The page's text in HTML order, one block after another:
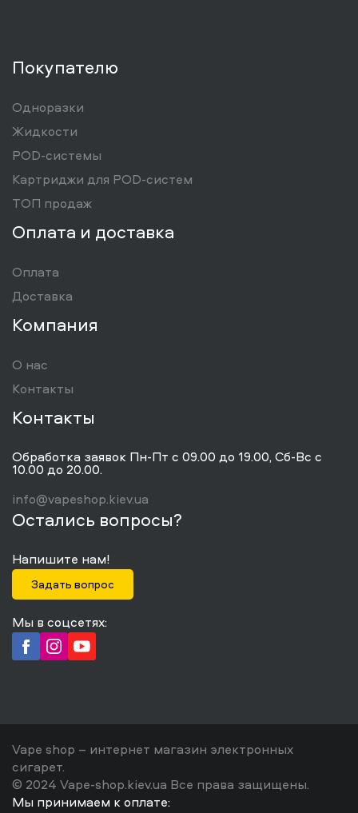
Покупателю
Одноразки
Жидкости
POD-системы
Картриджи для POD-систем
ТОП продаж
Оплата и доставка
Оплата
Доставка
Компания
О нас
Контакты
Контакты
Обработка заявок Пн-Пт с 09.00 до 19.00, Сб-Вс с
10.00 до 20.00.
info@vapeshop.kiev.ua
Остались вопросы?
Напишите нам!
Задать вопрос
Мы в соцсетях:
Vape shop – интернет магазин электронных
сигарет.
© 2024 Vape-shop.kiev.ua Все права защищены.
Мы принимаем к оплате: